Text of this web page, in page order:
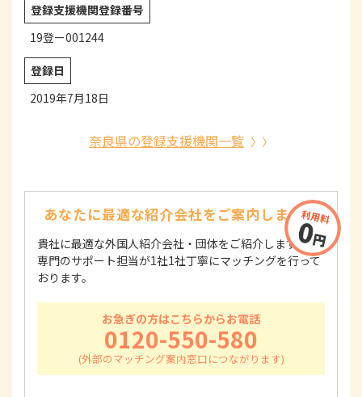
登録支援機関登録番号
19登ー001244
登録日
2019年7月18日
奈良県の登録支援機関一覧
あなたに最適な紹介会社をご案内します！
貴社に最適な外国人紹介会社・団体をご紹介します！
専門のサポート担当が1社1社丁寧にマッチングを行って
おります。
お急ぎの方はこちらからお電話
0120-550-580